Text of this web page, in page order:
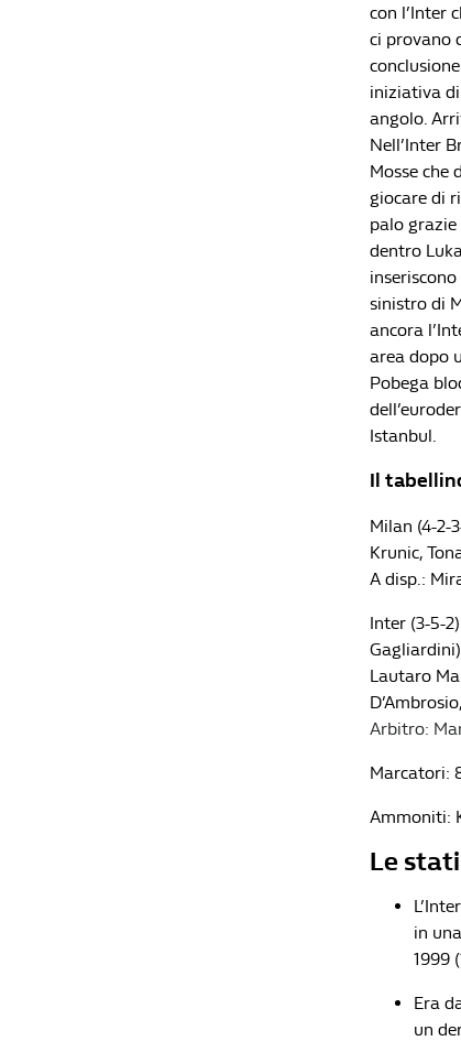
con l’Inter
ci provano
iniziativa
angolo.
Nell’Inter
Mosse che
giocare di
palo grazie
dentro
sinistro di
ancora
area dopo
Pobega
Istanbul.
Il
Milan (4-2-
Krunic,
A disp.:
Inter (3-5-
Lautaro
Arbitro:
Marcatori:
Ammoniti:
Le
in
1999
Era
un